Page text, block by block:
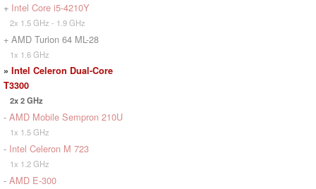
+ Intel Core i5-4210Y
2x 1.5 GHz - 1.9 GHz
+ AMD Turion 64 ML-28
1x 1.6 GHz
» Intel Celeron Dual-Core
T3300
2x 2 GHz
- AMD Mobile Sempron 210U
1x 1.5 GHz
- Intel Celeron M 723
1x 1.2 GHz
- AMD E-300